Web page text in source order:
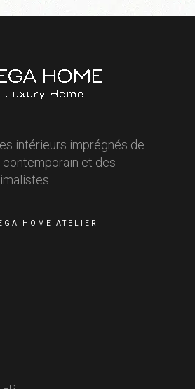
intérieurs imprégnés de
contemporain et des
HOME ATELIER